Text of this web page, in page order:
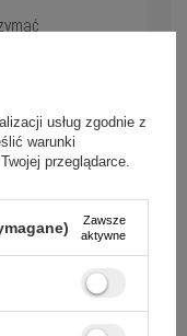
zsunięcia
usług zgodnie z
warunki
przeglądarce.
Zawsze
aktywne